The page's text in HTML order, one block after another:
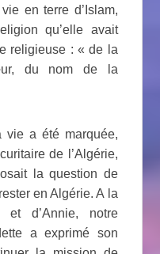
en terre d’Islam,
qu’elle avait
religieuse : « de la
du nom de la
vie a été marquée,
de l’Algérie,
la question de
en Algérie. A la
et d’Annie, notre
a exprimé son